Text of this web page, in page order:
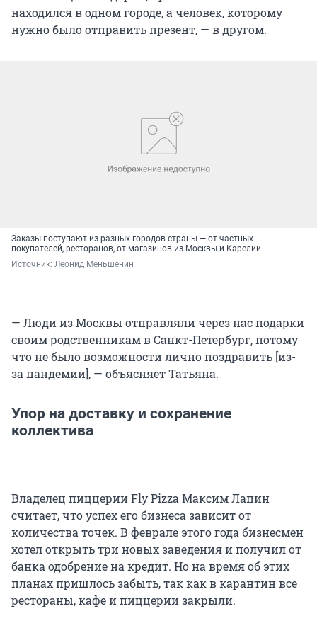
находился в одном городе, а человек, которому
нужно было отправить презент, — в другом.
Заказы поступают из разных городов страны — от частных
покупателей, ресторанов, от магазинов из Москвы и Карелии
Источник: Леонид Меньшенин
— Люди из Москвы отправляли через нас подарки
своим родственникам в Санкт-Петербург, потому
что не было возможности лично поздравить [из-
за пандемии], — объясняет Татьяна.
Упор на доставку и сохранение
коллектива
Владелец пиццерии Fly Pizza Максим Лапин
считает, что успех его бизнеса зависит от
количества точек. В феврале этого года бизнесмен
хотел открыть три новых заведения и получил от
банка одобрение на кредит. Но на время об этих
планах пришлось забыть, так как в карантин все
рестораны, кафе и пиццерии закрыли.